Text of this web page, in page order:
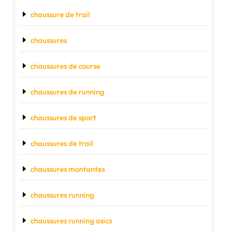
chaussure de trail
chaussures
chaussures de course
chaussures de running
chaussures de sport
chaussures de trail
chaussures montantes
chaussures running
chaussures running asics